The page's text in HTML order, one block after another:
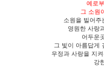
예로
그 소원
소원을 빌어
영원한 사랑
어두운
그 빛이 아름답게
우정과 사랑을 지
강